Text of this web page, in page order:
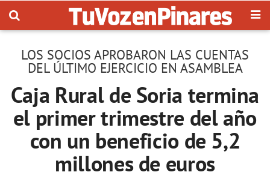
LOS SOCIOS APROBARON LAS CUENTAS
DEL ÚLTIMO EJERCICIO EN ASAMBLEA
Caja Rural de Soria termina
el primer trimestre del año
con un beneficio de 5,2
millones de euros